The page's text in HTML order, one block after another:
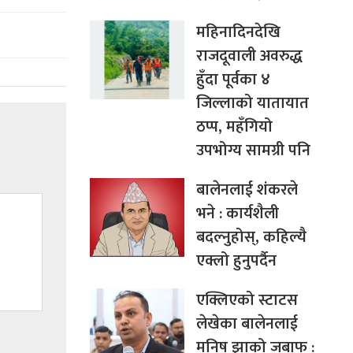
महिनादिनदेखि
राजदूवाली अवरुद्ध
हुँदा पूर्वका ४
जिल्लाको यातायात
ठप्प, महँगियो
उपभोग्य सामग्री पनि
बालेनलाई शंकरले
भने : कार्यशैली
बदल्नुहोस्, कहिल्यै
एक्लो हुनुपर्दैन
एक्लिएको स्टाटस
लेखेका बालेनलाई
मनिष झाको जबाफ :